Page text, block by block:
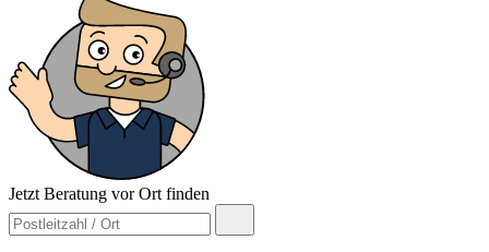
Jetzt Beratung vor Ort finden